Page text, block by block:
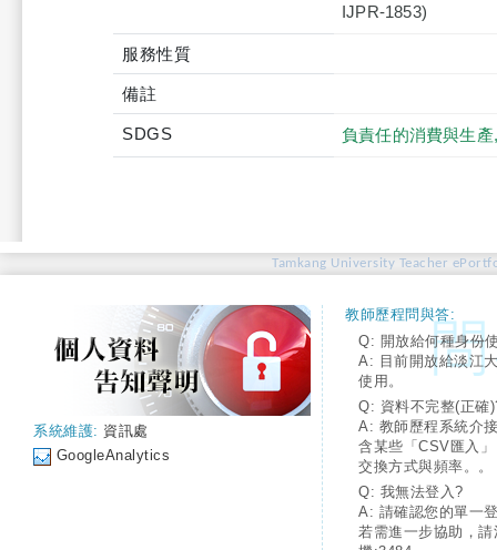
IJPR-1853)
服務性質
備註
SDGS 負責任的消費與生
Tamkang University Teacher
系統維護: 資訊處
GoogleAnalytics
教師歷程問與答:
Q: 開放給何種身份
A: 目前開放給淡江
使用。
Q: 資料不完整(正確
A: 教師歷程系統介
含某些「CSV匯入
交換方式與頻率。。
Q: 我無法登入?
A: 請確認您的單一
若需進一步協助，